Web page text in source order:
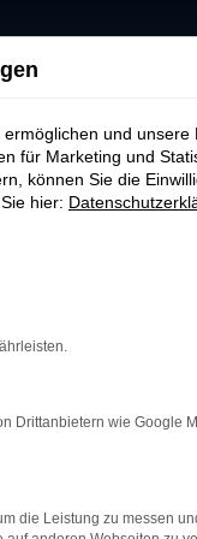
auf Qualität,
der Auswahl
können, ein
sondern auch
bis zur
uns auf Ihre
und unsere
für Marketing und
können Sie die
hier:
Drittanbietern wie Google
die Leistung zu messen